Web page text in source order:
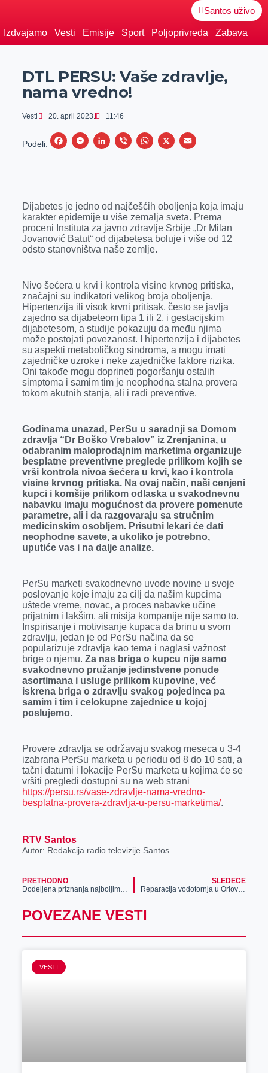
Santos uživo
Izdvajamo Vesti Emisije Sport Poljoprivreda Zabava
DTL PERSU: Vaše zdravlje,
nama vredno!
Vesti 20. april 2023. 11:46
Podeli:
F
b
o
o
M
e
n
g
L
e
d
I
V
r
W
s
A
p
X
E
l
Dijabetes je jedno od najčešćih oboljenja koja imaju
karakter epidemije u više zemalja sveta. Prema
proceni Instituta za javno zdravlje Srbije „Dr Milan
Jovanović Batut“ od dijabetesa boluje i više od 12
odsto stanovništva naše zemlje.
Nivo šećera u krvi i kontrola visine krvnog pritiska,
značajni su indikatori velikog broja oboljenja.
Hipertenzija ili visok krvni pritisak, često se javlja
zajedno sa dijabeteom tipa 1 ili 2, i gestacijskim
dijabetesom, a studije pokazuju da među njima
može postojati povezanost. I hipertenzija i dijabetes
su aspekti metaboličkog sindroma, a mogu imati
zajedničke uzroke i neke zajedničke faktore rizika.
Oni takođe mogu doprineti pogoršanju ostalih
simptoma i samim tim je neophodna stalna provera
tokom akutnih stanja, ali i radi preventive.
Godinama unazad, PerSu u saradnji sa Domom
zdravlja “Dr Boško Vrebalov” iz Zrenjanina, u
odabranim maloprodajnim marketima organizuje
besplatne preventivne preglede prilikom kojih se
vrši kontrola nivoa šećera u krvi, kao i kontrola
visine krvnog pritiska. Na ovaj način, naši cenjeni
kupci i komšije prilikom odlaska u svakodnevnu
nabavku imaju mogućnost da provere pomenute
parametre, ali i da razgovaraju sa stručnim
medicinskim osobljem. Prisutni lekari će dati
neophodne savete, a ukoliko je potrebno,
uputiće vas i na dalje analize.
PerSu marketi svakodnevno uvode novine u svoje
poslovanje koje imaju za cilj da našim kupcima
uštede vreme, novac, a proces nabavke učine
prijatnim i lakšim, ali misija kompanije nije samo to.
Inspirisanje i motivisanje kupaca da brinu u svom
zdravlju, jedan je od PerSu načina da se
popularizuje zdravlja kao tema i naglasi važnost
brige o njemu. Za nas briga o kupcu nije samo
svakodnevno pružanje jedinstvene ponude
asortimana i usluge prilikom kupovine, već
iskrena briga o zdravlju svakog pojedinca pa
samim i tim i celokupne zajednice u kojoj
poslujemo.
Provere zdravlja se održavaju svakog meseca u 3-4
izabrana PerSu marketa u periodu od 8 do 10 sati, a
tačni datumi i lokacije PerSu marketa u kojima će se
vršiti pregledi dostupni su na web strani
https://persu.rs/vase-zdravlje-nama-vredno-
besplatna-provera-zdravlja-u-persu-marketima/.
RTV Santos
Autor: Redakcija radio televizije Santos
PRETHODNO
Dodeljena priznanja najboljim karatistima
SLEDEĆE
Reparacija vodotornja u Orlovatu
POVEZANE VESTI
VESTI